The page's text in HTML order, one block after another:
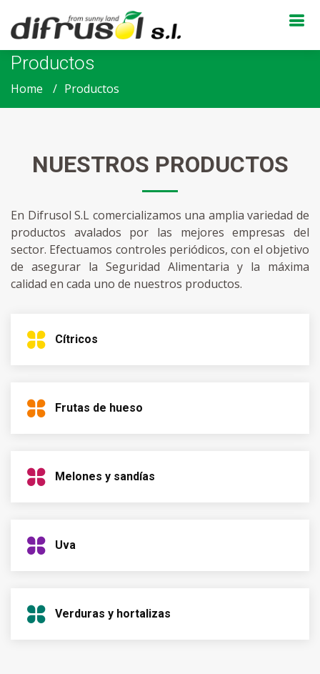
Productos
Home Productos
NUESTROS PRODUCTOS
En Difrusol S.L comercializamos una amplia variedad de
productos avalados por las mejores empresas del
sector. Efectuamos controles periódicos, con el objetivo
de asegurar la Seguridad Alimentaria y la máxima
calidad en cada uno de nuestros productos.
Cítricos
Frutas de hueso
Melones y sandías
Uva
Verduras y hortalizas